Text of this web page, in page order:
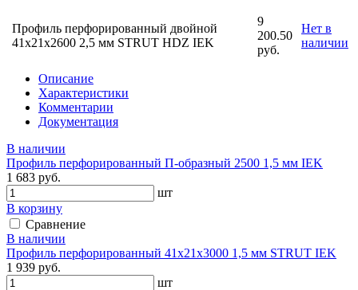
Профиль перфорированный двойной
41х21х2600 2,5 мм STRUT HDZ IEK
9
200.50
руб.
Нет в
наличии
Описание
Характеристики
Комментарии
Документация
В наличии
Профиль перфорированный П-образный 2500 1,5 мм IEK
1 683 руб.
шт
В корзину
Сравнение
В наличии
Профиль перфорированный 41х21х3000 1,5 мм STRUT IEK
1 939 руб.
шт